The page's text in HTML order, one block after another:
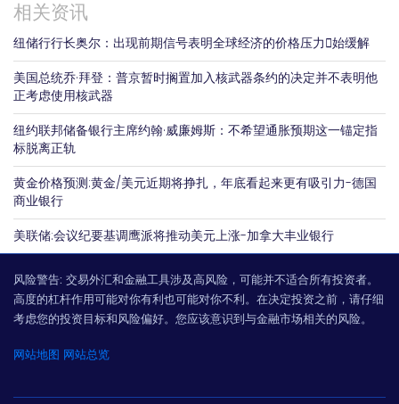
相关资讯
纽储行行长奥尔：出现前期信号表明全球经济的价格压力𫔭始缓解
美国总统乔·拜登：普京暂时搁置加入核武器条约的决定并不表明他
正考虑使用核武器
纽约联邦储备银行主席约翰·威廉姆斯：不希望通胀预期这一锚定指
标脱离正轨
黄金价格预测:黄金/美元近期将挣扎，年底看起来更有吸引力-德国
商业银行
美联储:会议纪要基调鹰派将推动美元上涨-加拿大丰业银行
风险警告: 交易外汇和金融工具涉及高风险，可能并不适合所有投资者。
高度的杠杆作用可能对你有利也可能对你不利。在决定投资之前，请仔细
考虑您的投资目标和风险偏好。您应该意识到与金融市场相关的风险。
网站地图 网站总览